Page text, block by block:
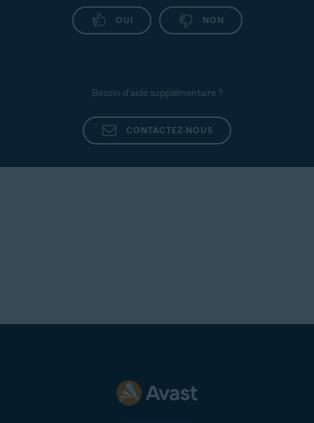
OUI NON
Besoin d’aide supplémentaire ?
CONTACTEZ-NOUS